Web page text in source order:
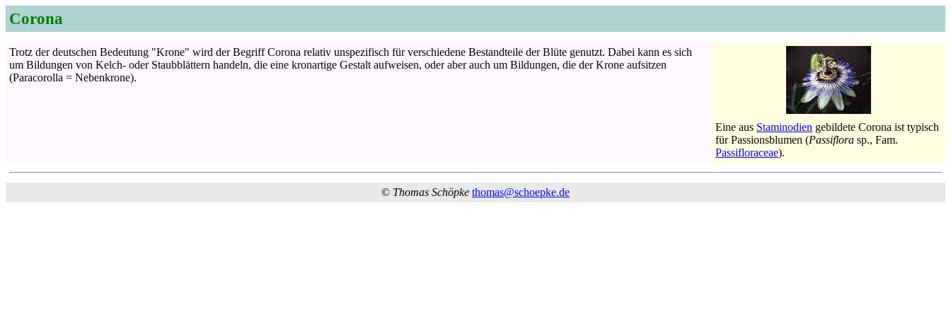
Corona
Trotz der deutschen Bedeutung "Krone" wird der Begriff Corona relativ unspezifisch für verschiedene Bestandteile der Blüte genutzt. Dabei kann es sich
um Bildungen von Kelch- oder Staubblättern handeln, die eine kronartige Gestalt aufweisen, oder aber auch um Bildungen, die der Krone aufsitzen
(Paracorolla = Nebenkrone).
Eine aus Staminodien gebildete Corona ist typisch
für Passionsblumen (Passiflora sp., Fam.
Passifloraceae).
© Thomas Schöpke thomas@schoepke.de